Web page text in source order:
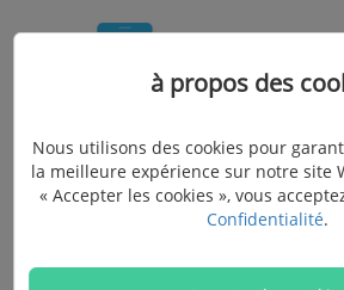
à propos des
Nous utilisons des cookies pour
la meilleure expérience sur notre site
« Accepter les cookies », vous
Confidentialité.